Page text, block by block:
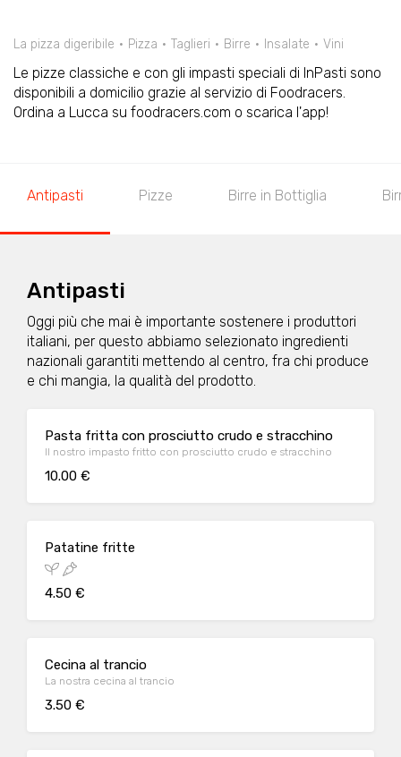
La pizza digeribile Pizza Taglieri Birre Insalate Vini
Le pizze classiche e con gli impasti speciali di InPasti sono
disponibili a domicilio grazie al servizio di Foodracers.
Ordina a Lucca su foodracers.com o scarica l'app!
Antipasti Pizze Birre in Bottiglia
Antipasti
Oggi più che mai è importante sostenere i produttori
italiani, per questo abbiamo selezionato ingredienti
nazionali garantiti mettendo al centro, fra chi produce
e chi mangia, la qualità del prodotto.
Pasta fritta con prosciutto crudo e stracchino
Il nostro impasto fritto con prosciutto crudo e stracchino
10.00 €
Patatine fritte
4.50 €
Cecina al trancio
La nostra cecina al trancio
3.50 €